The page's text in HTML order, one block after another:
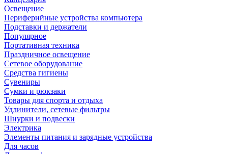
Освещение
Периферийные устройства компьютера
Подставки и держатели
Популярное
Портативная техника
Праздничное освещение
Сетевое оборудование
Средства гигиены
Сувениры
Сумки и рюкзаки
Товары для спорта и отдыха
Удлинители, сетевые фильтры
Шнурки и подвески
Электрика
Элементы питания и зарядные устройства
Для часов